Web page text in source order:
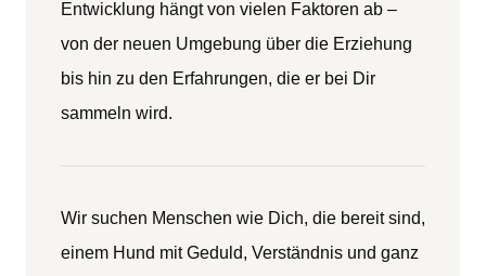
Entwicklung hängt von vielen Faktoren ab –
von der neuen Umgebung über die Erziehung
bis hin zu den Erfahrungen, die er bei Dir
sammeln wird.
Wir suchen Menschen wie Dich, die bereit sind,
einem Hund mit Geduld, Verständnis und ganz